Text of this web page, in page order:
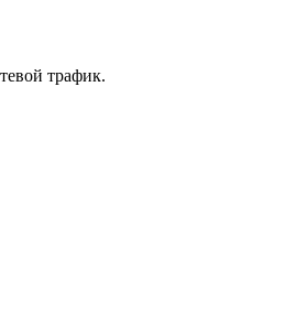
трафик.